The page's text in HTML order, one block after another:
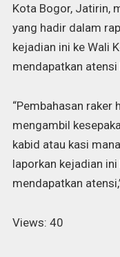
Kota Bogor, Jatirin,
yang hadir dalam
kejadian ini ke Wali
mendapatkan atensi
“Pembahasan raker
mengambil
kabid atau kasi
laporkan kejadian
mendapatkan
Views: 40